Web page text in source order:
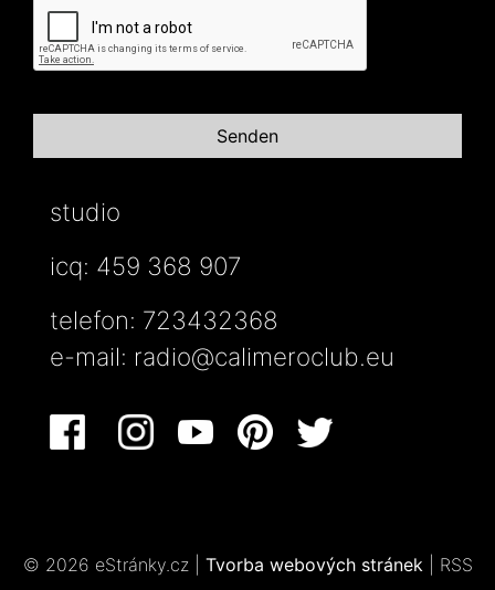
studio
icq: 459 368 907
telefon: 723432368
e-mail: radio@calimeroclub.eu
© 2026 eStránky.cz Tvorba webových stránek RSS